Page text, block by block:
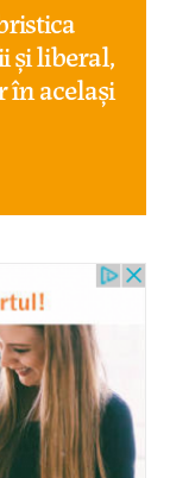
și liberal,
în același